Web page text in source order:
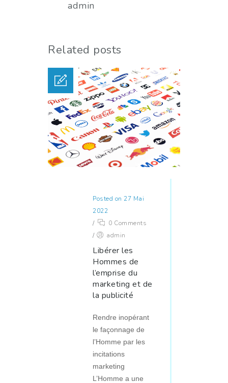
admin
Related posts
Posted on 27 Mai
2022
/
0 Comments
/
admin
Libérer les
Hommes de
l’emprise du
marketing et de
la publicité
Rendre inopérant
le façonnage de
l’Homme par les
incitations
marketing
L’Homme a une